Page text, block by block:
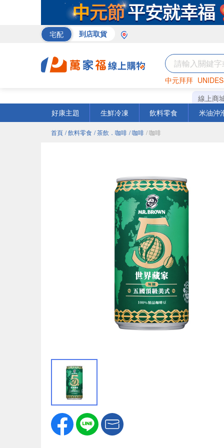
宅配 到店取貨
中元拜拜
罐頭 咖啡
線上商
好康主題
生鮮冷凍 飲料零食 米油沖
首頁 / 飲料零食 / 茶飲．咖啡 / 咖啡 / 咖啡